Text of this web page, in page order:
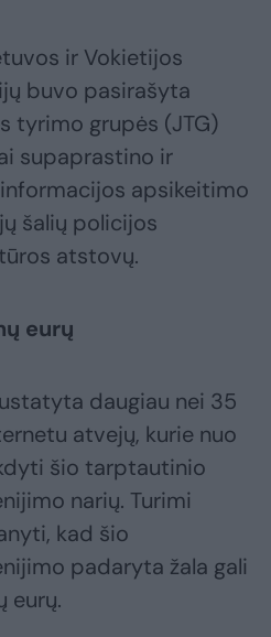
ir Vokietijos
buvo pasirašyta
tyrimo grupės (JTG)
supaprastino ir
apsikeitimo
šalių policijos
atstovų.
eurų
daugiau nei 35
atvejų, kurie nuo
šio tarptautinio
narių. Turimi
kad šio
padaryta žala gali
eurų.